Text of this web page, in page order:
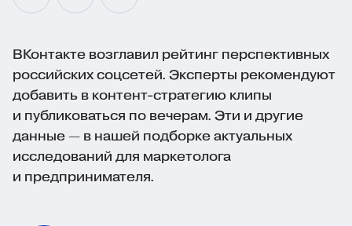
ВКонтакте возглавил рейтинг перспективных
российских соцсетей. Эксперты рекомендуют
добавить в контент-стратегию клипы
и публиковаться по вечерам. Эти и другие
данные — в нашей подборке актуальных
исследований для маркетолога
и предпринимателя.